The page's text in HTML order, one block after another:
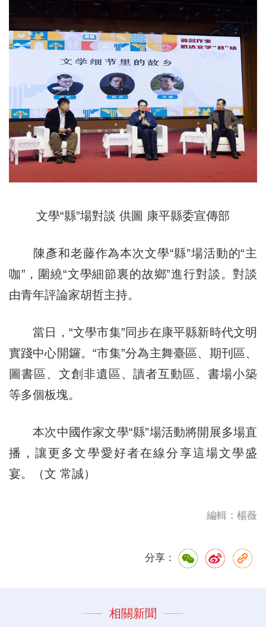
文學“縣”場對談 供圖 康平縣委宣傳部
陳彥和老藤作為本次文學“縣”場活動的“主
咖”，圍繞“文學細節裏的故鄉”進行對談。對談
由青年評論家胡哲主持。
當日，“文學市集”同步在康平縣新時代文明
實踐中心開鑼。“市集”分為主舞臺區、期刊區、
圖書區、文創非遺區、讀者互動區、書場小築
等多個板塊。
本次中國作家文學“縣”場活動將開展多場直
播，讓更多文學愛好者在線分享這場文學盛
宴。（文 常誠）
編輯：楊薇
分享：
相關新聞